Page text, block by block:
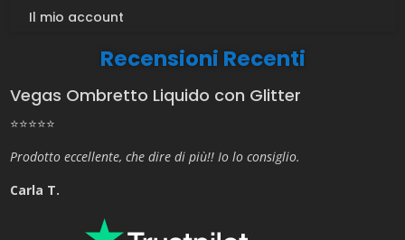
Il mio account
Recensioni Recenti
Vegas Ombretto Liquido con Glitter
⭐⭐⭐⭐⭐
Prodotto eccellente, che dire di più!! Io lo consiglio.
Carla T.